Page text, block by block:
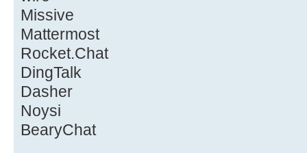
Missive
Mattermost
Rocket.Chat
DingTalk
Dasher
Noysi
BearyChat